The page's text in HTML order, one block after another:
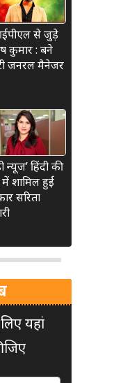
से जुड़े
कुमार : बने
जनरल मैनेजर
न्यूज’ हिंदी की
में शामिल हुईं
सरिता
यहां